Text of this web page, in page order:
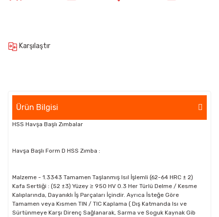
Karşılaştır
Ürün Bilgisi
HSS Havşa Başlı Zımbalar
Havşa Başlı Form D HSS Zımba :
Malzeme - 1.3343 Tamamen Taşlanmış Isıl İşlemli (62-64 HRC ± 2)
Kafa Sertliği : (52 ±3) Yüzey ≥ 950 HV 0.3 Her Türlü Delme / Kesme
Kalıplarında, Dayanıklı İş Parçaları İçindir. Ayrıca İsteğe Göre
Tamamen veya Kısmen TIN / TIC Kaplama ( Dış Katmanda Isı ve
Sürtünmeye Karşı Direnç Sağlanarak, Sarma ve Soguk Kaynak Gib